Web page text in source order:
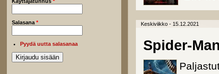
Salasana *
Pyydä uutta salasanaa
Keskiviikko - 15.12.2021
Spider-